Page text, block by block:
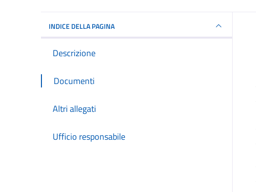
INDICE DELLA PAGINA
Descrizione
Documenti
Altri allegati
Ufficio responsabile